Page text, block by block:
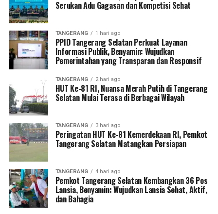
Serukan Adu Gagasan dan Kompetisi Sehat
TANGERANG 1 hari ago
PPID Tangerang Selatan Perkuat Layanan
Informasi Publik, Benyamin: Wujudkan
Pemerintahan yang Transparan dan Responsif
TANGERANG 2 hari ago
HUT Ke-81 RI, Nuansa Merah Putih di Tangerang
Selatan Mulai Terasa di Berbagai Wilayah
TANGERANG 3 hari ago
Peringatan HUT Ke-81 Kemerdekaan RI, Pemkot
Tangerang Selatan Matangkan Persiapan
TANGERANG 4 hari ago
Pemkot Tangerang Selatan Kembangkan 36 Pos
Lansia, Benyamin: Wujudkan Lansia Sehat, Aktif,
dan Bahagia